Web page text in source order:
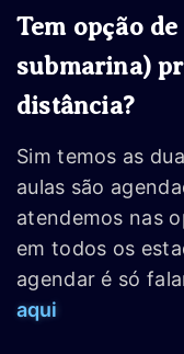
Tem opção
submarina)
distância?
Sim temos as
aulas são
atendemos nas
em todos os
agendar é só
aqui